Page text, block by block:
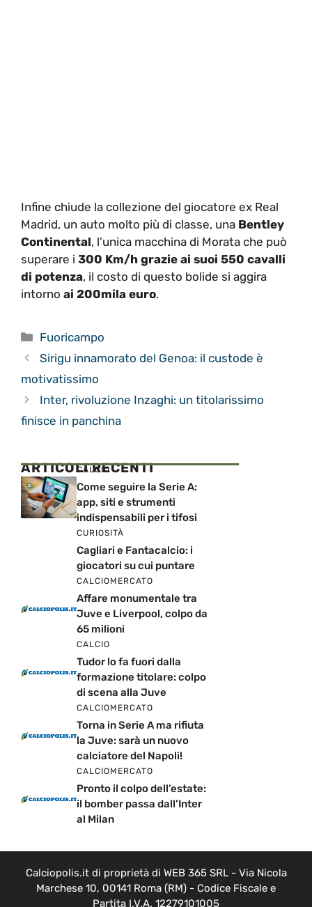
Infine chiude la collezione del giocatore ex Real
Madrid, un auto molto più di classe, una Bentley
Continental, l’unica macchina di Morata che può
superare i 300 Km/h grazie ai suoi 550 cavalli
di potenza, il costo di questo bolide si aggira
intorno ai 200mila euro.
Categorie
Fuoricampo
Sirigu innamorato del Genoa: il custode è
motivatissimo
Inter, rivoluzione Inzaghi: un titolarissimo
finisce in panchina
ARTICOLI RECENTI
CALCIO
Come seguire la Serie A:
app, siti e strumenti
indispensabili per i tifosi
CURIOSITÀ
Cagliari e Fantacalcio: i
giocatori su cui puntare
CALCIOMERCATO
Affare monumentale tra
Juve e Liverpool, colpo da
65 milioni
CALCIO
Tudor lo fa fuori dalla
formazione titolare: colpo
di scena alla Juve
CALCIOMERCATO
Torna in Serie A ma rifiuta
la Juve: sarà un nuovo
calciatore del Napoli!
CALCIOMERCATO
Pronto il colpo dell’estate:
il bomber passa dall’Inter
al Milan
Calciopolis.it di proprietà di WEB 365 SRL - Via Nicola
Marchese 10, 00141 Roma (RM) - Codice Fiscale e
Partita I.V.A. 12279101005